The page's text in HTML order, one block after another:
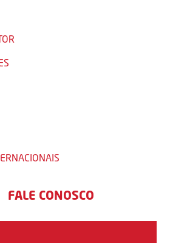
FALE CONOSCO